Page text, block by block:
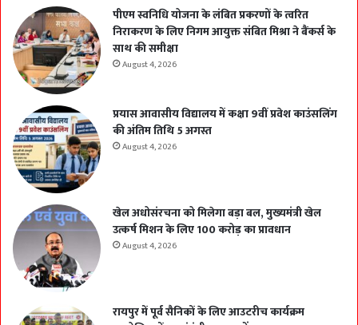
पीएम स्वनिधि योजना के लंबित प्रकरणों के त्वरित
निराकरण के लिए निगम आयुक्त संबित मिश्रा ने बैंकर्स के
साथ की समीक्षा
August 4, 2026
प्रयास आवासीय विद्यालय में कक्षा 9वीं प्रवेश काउंसलिंग
की अंतिम तिथि 5 अगस्त
August 4, 2026
खेल अधोसंरचना को मिलेगा बड़ा बल, मुख्यमंत्री खेल
उत्कर्ष मिशन के लिए 100 करोड़ का प्रावधान
August 4, 2026
रायपुर में पूर्व सैनिकों के लिए आउटरीच कार्यक्रम